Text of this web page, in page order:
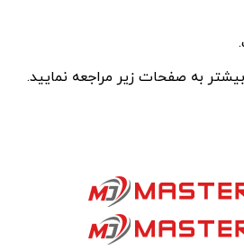
به صفحات زیر مراجعه نمایید.